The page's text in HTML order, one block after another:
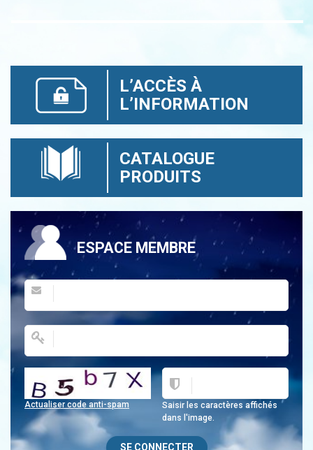
L’ACCÈS À
L’INFORMATION
CATALOGUE
PRODUITS
ESPACE MEMBRE
Saisir les caractères affichés
dans l'image.
Actualiser code anti-spam